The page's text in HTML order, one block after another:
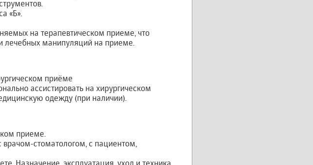
«Б».
на терапевтическом приеме, что
лечебных манипуляций на приеме.
приёме
ассистировать на хирургическом
одежду (при наличии).
приеме.
врачом-стоматологом, с пациентом,
Назначение, эксплуатация, уход и техника